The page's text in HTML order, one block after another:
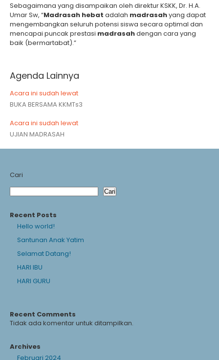
Sebagaimana yang disampaikan oleh direktur KSKK, Dr. H.A.
Umar Sw, “Madrasah hebat adalah madrasahyang dapat
mengembangkan seluruh potensi siswa secara optimal dan
mencapai puncak prestasi madrasahdengan cara yang
baik (bermartabat).”
Agenda Lainnya
Acara ini sudah lewat
BUKA BERSAMA KKMTs3
Acara ini sudah lewat
UJIAN MADRASAH
Cari
Cari
Recent Posts
Hello world!
Santunan Anak Yatim
Selamat Datang!
HARI IBU
HARI GURU
Recent Comments
Tidak ada komentar untuk ditampilkan.
Archives
Februari 2024